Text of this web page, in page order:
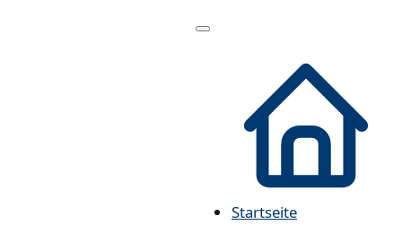
Menü
Startseite